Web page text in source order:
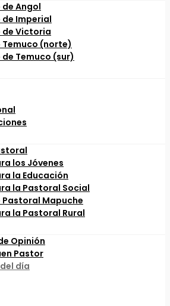
Angol
Imperial
Victoria
(norte)
Temuco (sur)
los Jóvenes
la Educación
la Pastoral Social
Mapuche
la Pastoral Rural
Opinión
Pastor
día